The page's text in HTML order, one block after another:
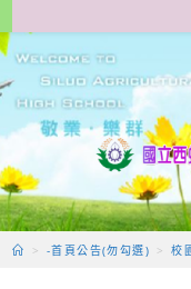
轉
至
要
容
> -首頁公告(勿勾選) > 校